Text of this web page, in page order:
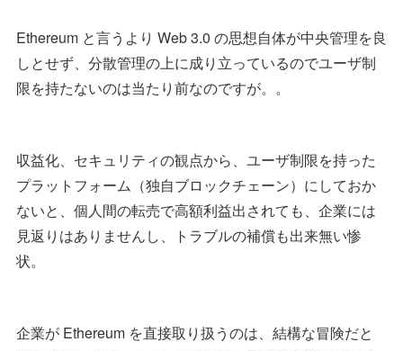
Ethereum と言うより Web 3.0 の思想自体が中央管理を良
しとせず、分散管理の上に成り立っているのでユーザ制
限を持たないのは当たり前なのですが。。
収益化、セキュリティの観点から、ユーザ制限を持った
プラットフォーム（独自ブロックチェーン）にしておか
ないと、個人間の転売で高額利益出されても、企業には
見返りはありませんし、トラブルの補償も出来無い惨
状。
企業が Ethereum を直接取り扱うのは、結構な冒険だと